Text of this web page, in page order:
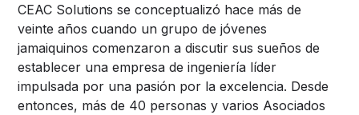
CEAC Solutions se conceptualizó hace más de
veinte años cuando un grupo de jóvenes
jamaiquinos comenzaron a discutir sus sueños de
establecer una empresa de ingeniería líder
impulsada por una pasión por la excelencia. Desde
entonces, más de 40 personas y varios Asociados